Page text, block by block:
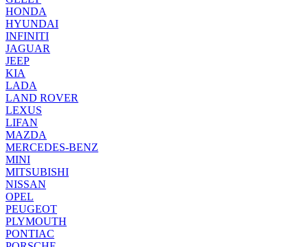
HONDA
HYUNDAI
INFINITI
JAGUAR
JEEP
KIA
LADA
LAND ROVER
LEXUS
LIFAN
MAZDA
MERCEDES-BENZ
MINI
MITSUBISHI
NISSAN
OPEL
PEUGEOT
PLYMOUTH
PONTIAC